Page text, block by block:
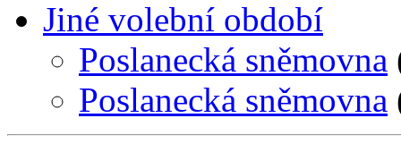
Jiné volební období
Poslanecká sněmovna
Poslanecká sněmovna